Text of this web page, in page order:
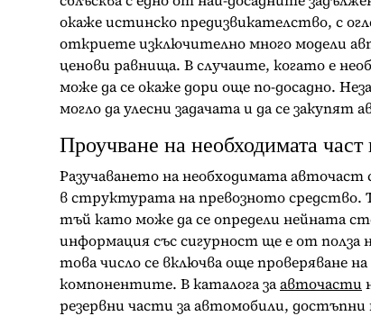
окаже истинско предизвикателство, с
откриете изключително много модели
ценови равнища. В случаите, когато е
може да се окаже дори още по-досадно.
могло да улесни задачата и да се закупят
Проучване на необходимата
Разучаването на необходимата авточаст
в структурата на превозното средство.
тъй като може да се определи нейната
информация със сигурност ще е от полза
това число се включва още проверяване
компонентите. В каталога заавточасти
резервни части за автомобили,